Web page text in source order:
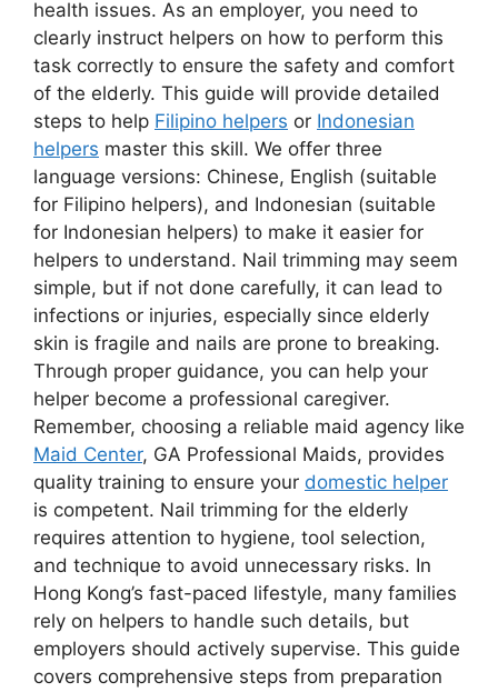
health issues. As an employer, you need to
clearly instruct helpers on how to perform this
task correctly to ensure the safety and comfort
of the elderly. This guide will provide detailed
steps to help Filipino helpers or Indonesian
helpers master this skill. We offer three
language versions: Chinese, English (suitable
for Filipino helpers), and Indonesian (suitable
for Indonesian helpers) to make it easier for
helpers to understand. Nail trimming may seem
simple, but if not done carefully, it can lead to
infections or injuries, especially since elderly
skin is fragile and nails are prone to breaking.
Through proper guidance, you can help your
helper become a professional caregiver.
Remember, choosing a reliable maid agency like
Maid Center, GA Professional Maids, provides
quality training to ensure your domestic helper
is competent. Nail trimming for the elderly
requires attention to hygiene, tool selection,
and technique to avoid unnecessary risks. In
Hong Kong’s fast-paced lifestyle, many families
rely on helpers to handle such details, but
employers should actively supervise. This guide
covers comprehensive steps from preparation